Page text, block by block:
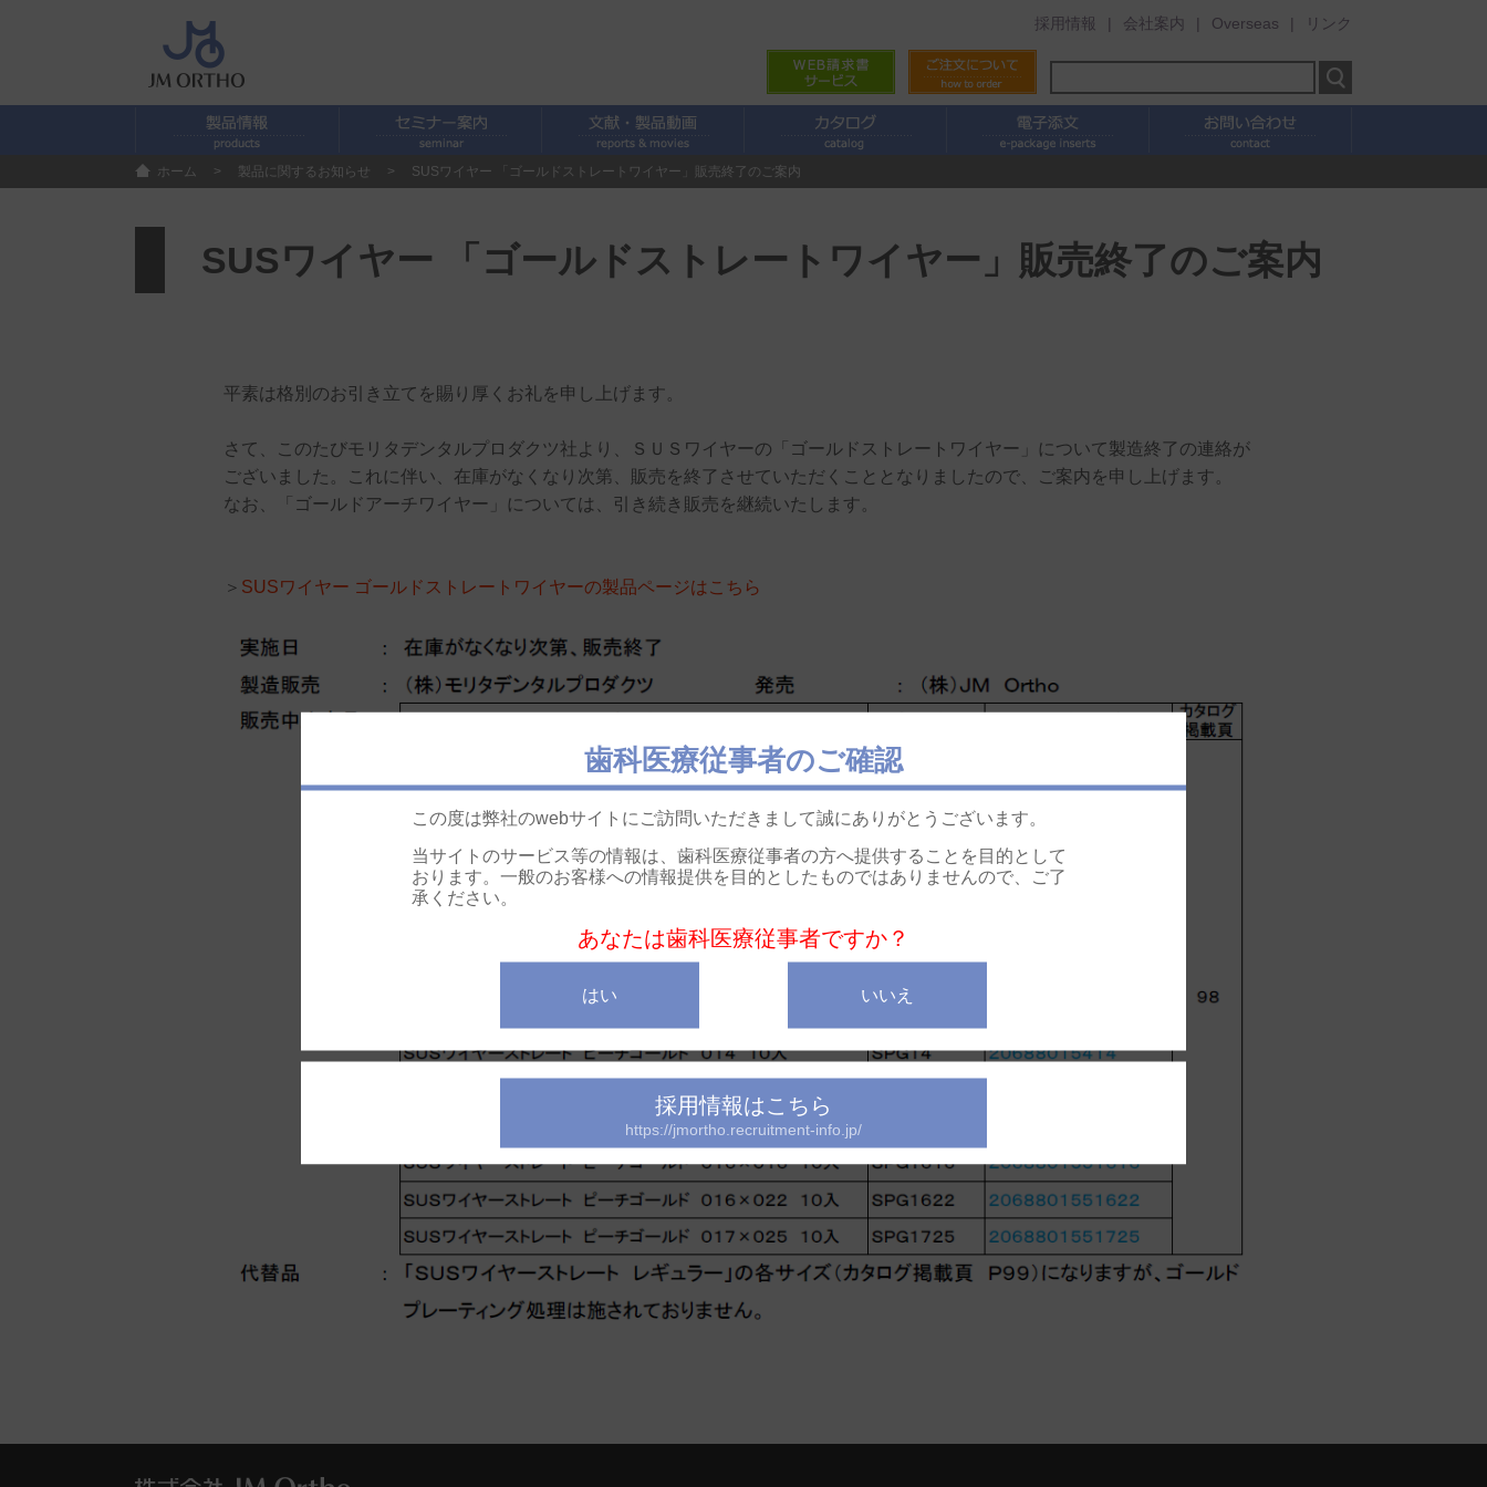
歯科医療従事者のご確認
この度は弊社のwebサイトにご訪問いただきまして誠にありがとうございます。
当サイトのサービス等の情報は、歯科医療従事者の方へ提供することを目的として
おります。一般のお客様への情報提供を目的としたものではありませんので、ご了
承ください。
あなたは歯科医療従事者ですか？
はい いいえ
採用情報はこちら
https://jmortho.recruitment-info.jp/
採用情報 会社案内 Overseas リンク
ホーム > 製品に関するお知らせ > SUSワイヤー 「ゴールドストレートワイヤー」販売終了のご案内
SUSワイヤー 「ゴールドストレートワイヤー」販売終了のご案内
平素は格別のお引き立てを賜り厚くお礼を申し上げます。
さて、このたびモリタデンタルプロダクツ社より、ＳＵＳワイヤーの「ゴールドストレートワイヤー」について製造終了の連絡が
ございました。これに伴い、在庫がなくなり次第、販売を終了させていただくこととなりましたので、ご案内を申し上げます。
なお、「ゴールドアーチワイヤー」については、引き続き販売を継続いたします。
＞ SUSワイヤー ゴールドストレートワイヤーの製品ページはこちら